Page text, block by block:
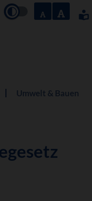
Umwelt & Bauen